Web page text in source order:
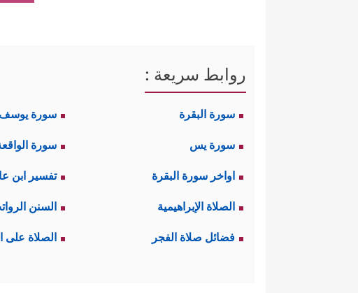
یَرِثُنِی وَیَرِثُ مِنۡ ءَالِ
الإيمان والنبوة والتقوى، فلم يكن
زكريَّا عن آبائه وأجداده من آل يعقوب
وأما التأويل أنَّ هذا كان خوفًا على
ما الذي كان يملِكُه زكريَّا وهو رجلٌ
وقد نصَّ في دعائه أنه يرجو الولد
النبوة والعلم والهدى؟
وأخيرًا فالذي يدحَضُ هذا التأويل من
روابط سريعة :
سورة البقرة سورة يوسف
سورة يس سورة
اواخر سورة البقرة تفسير ابن
الصلاة الإبراهيمية السنن
فضائل صلاة الفجر الصلاة على